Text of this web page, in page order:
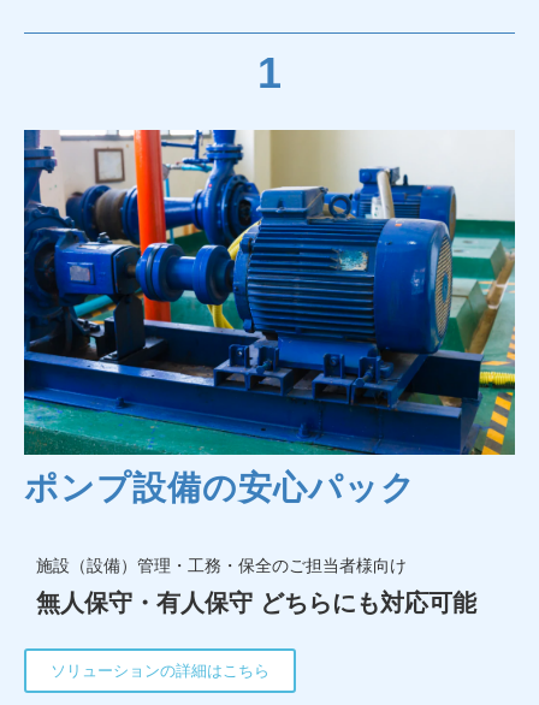
1
ポンプ設備の安心パック
施設（設備）管理・工務・保全のご担当者様向け
無人保守・有人保守 どちらにも対応可能
ソリューションの詳細はこちら